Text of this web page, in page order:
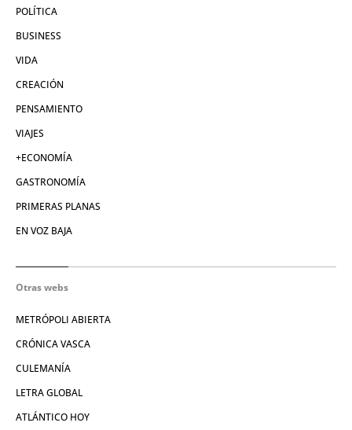
POLÍTICA
BUSINESS
VIDA
CREACIÓN
PENSAMIENTO
VIAJES
+ECONOMÍA
GASTRONOMÍA
PRIMERAS PLANAS
EN VOZ BAJA
Otras webs
METRÓPOLI ABIERTA
CRÓNICA VASCA
CULEMANÍA
LETRA GLOBAL
ATLÁNTICO HOY